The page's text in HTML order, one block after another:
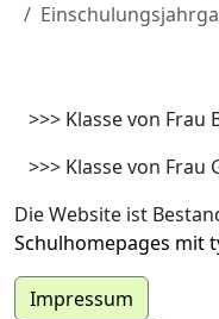
>>> Klasse von Frau
>>> Klasse von Frau
Die Website ist
Schulhomepages mit
Impressum